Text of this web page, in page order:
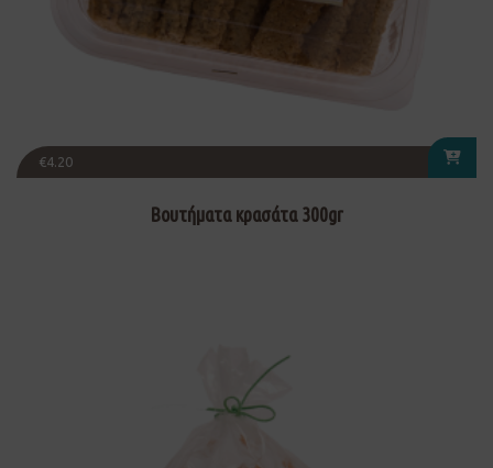
€4.20
Βουτήματα κρασάτα 300gr